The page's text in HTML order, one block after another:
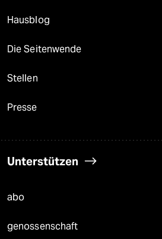
Hausblog
Die Seitenwende
Stellen
Presse
Unterstützen
abo
genossenschaft